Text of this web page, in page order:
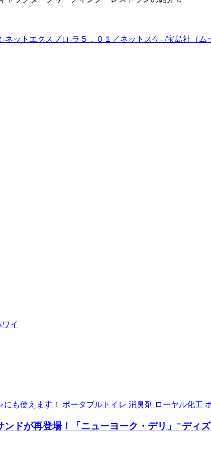
ネットエクスプロ-ラ５．０１／ネットスケ- /宝島社（ム
イ
も使えます！ ポータブルトイレ 消臭剤 ローヤル化工
ドが再登場！「ニューヨーク・デリ」"ディ